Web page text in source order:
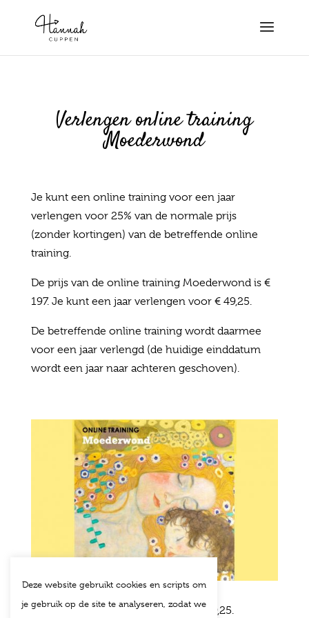
Verlengen online training
Moederwond
Je kunt een online training voor een jaar
verlengen voor 25% van de normale prijs
(zonder kortingen) van de betreffende online
training.
De prijs van de online training Moederwond is €
197. Je kunt een jaar verlengen voor € 49,25.
De betreffende online training wordt daarmee
voor een jaar verlengd (de huidige einddatum
wordt een jaar naar achteren geschoven).
Een verlenging van één jaar kost € 49,25.
Deze website gebruikt cookies en scripts om
je gebruik op de site te analyseren, zodat we